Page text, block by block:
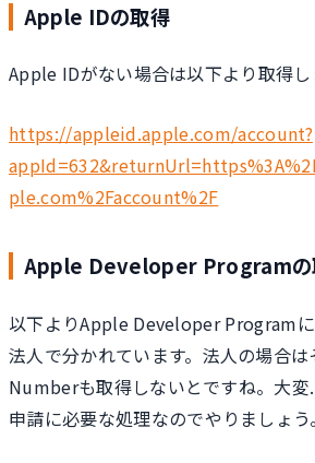
Apple IDの取得
Apple IDがない場合は以下より取得し
https://appleid.apple.com/account?
ple.com%2Faccount%2F
Apple Developer Programの
以下よりApple Developer Program
法人で分かれています。法人の場合
Numberも取得しないとですね。大変
申請に必要な処理なのでやりましょう。